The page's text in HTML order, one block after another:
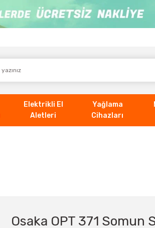
Elektrikli El
Aletleri
Yağlama
Cihazları
Osaka OPT 371 Somun